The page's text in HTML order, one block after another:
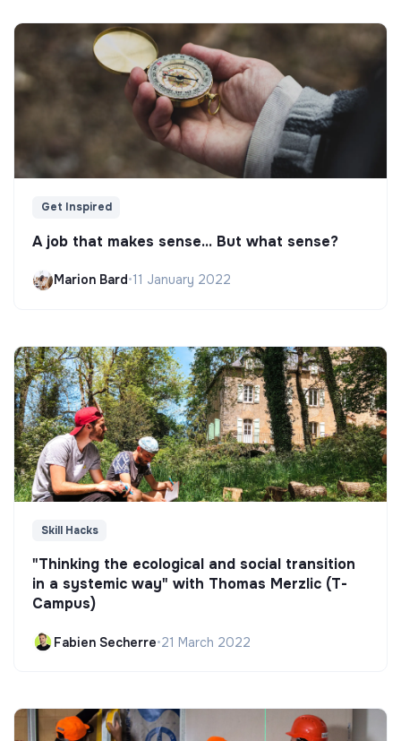
Get Inspired
A job that makes sense... But what sense?
Marion Bard•11 January 2022
Skill Hacks
"Thinking the ecological and social transition
in a systemic way" with Thomas Merzlic (T-
Campus)
Fabien Secherre•21 March 2022